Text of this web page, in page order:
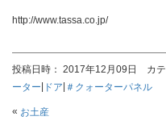
http://www.tassa.co.jp/
投稿日時： 2017年12月09日 カテ
ーター ドア ＃クォーターパネル
« お土産